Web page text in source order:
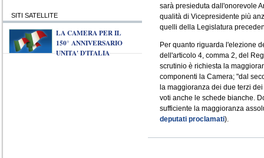
sarà presieduta dall'onorevole
qualità di Vicepresidente più
quelli della Legislatura
Per quanto riguarda l'elezione
dell'articolo 4, comma 2, del
scrutinio è richiesta la
componenti la Camera; "dal
la maggioranza dei due terzi
voti anche le schede bianche.
sufficiente la maggioranza
deputati proclamati).
SITI SATELLITE
LA CAMERA PER IL
150° ANNIVERSARIO
UNITA' D'ITALIA